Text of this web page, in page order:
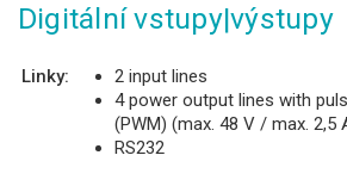
Digitální vstupy|výstupy
Linky:
2 input lines
4 power output lines with
(PWM) (max. 48 V / max. 2,5
RS232